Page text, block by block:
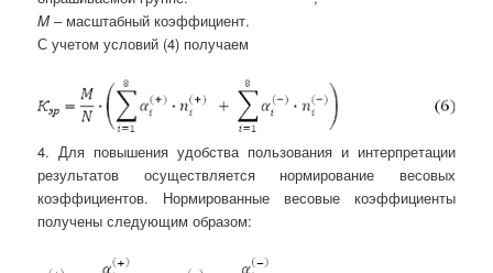
M– масштабный коэффициент.
С учетом условий (4) получаем
4. Для повышения удобства пользования и интерпретации
результатов осуществляется нормирование весовых
коэффициентов. Нормированные весовые коэффициенты
получены следующим образом: